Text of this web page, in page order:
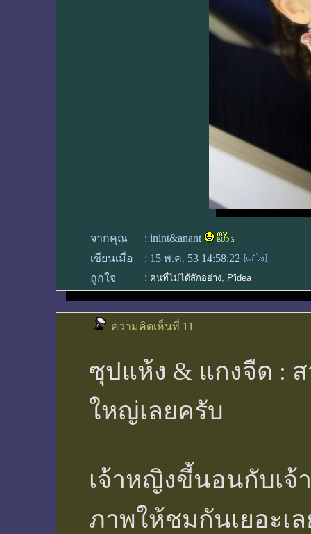
จากคุณ : inint&anant
เขียนเมื่อ
: 15 พ.ค. 53 14:58:22
ถูกใจ
: คนที่ไม่ได้สักอย่าง, P'idea
ความคิดเห็นที่ 11
ซุปแห้ง & แกงจืด :
ใหญ่เลยครับ
เจ้าหญิงขี้นอนกับเจ้
ภาพให้ชมกันเยอะเ